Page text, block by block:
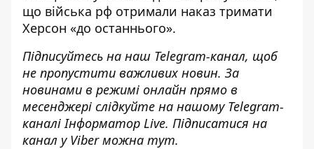
що війська рф отримали наказ тримати
Херсон «до останнього».
Підписуйтесь на наш Telegram-канал, щоб
не пропустити важливих новин. За
новинами в режимі онлайн прямо в
месенджері слідкуйте на нашому Telegram-
каналіІнформатор Live. Підписатися на
канал у Viber можна тут.